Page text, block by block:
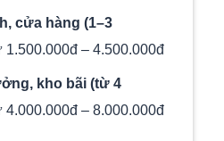
cửa hàng (1–3
1.500.000đ – 4.500.000đ
kho bãi (từ 4
4.000.000đ – 8.000.000đ